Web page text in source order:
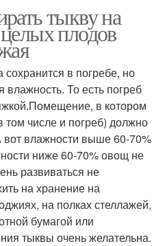
тыкву на
плодов
в погребе, но
влажность. То есть погреб
в котором
том числе и погреб) должно
вот влажности выше 60-70%
ниже 60-70% овощ не
развиваться не
на хранение на
на полках стеллажей,
бумагой или
тыквы очень желательна.